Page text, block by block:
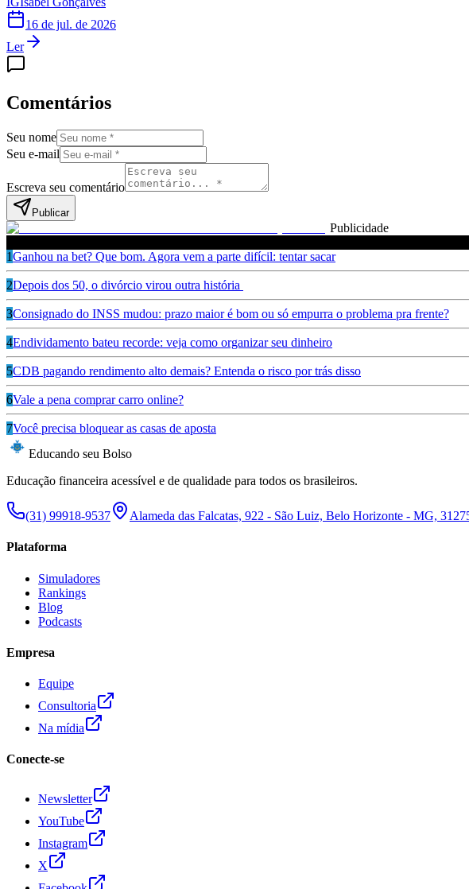
16 de jul. de 2026
Ler
Comentários
Seu nome
Seu e-mail
Escreva seu comentário
Publicar
Publicidade
1Ganhou na bet? Que bom. Agora vem a parte difícil: tentar sacar
2Depois dos 50, o divórcio virou outra história
3Consignado do INSS mudou: prazo maior é bom ou só empurra o problema pra frente?
4Endividamento bateu recorde: veja como organizar seu dinheiro
5CDB pagando rendimento alto demais? Entenda o risco por trás disso
6Vale a pena comprar carro online?
7Você precisa bloquear as casas de aposta
Educando seu Bolso
Educação financeira acessível e de qualidade para todos os brasileiros.
(31) 99918-9537 Alameda das Falcatas, 922 - São Luiz, Belo Horizonte - MG,
Plataforma
Simuladores
Rankings
Blog
Podcasts
Empresa
Equipe
Consultoria
Na mídia
Conecte-se
Newsletter
YouTube
Instagram
X